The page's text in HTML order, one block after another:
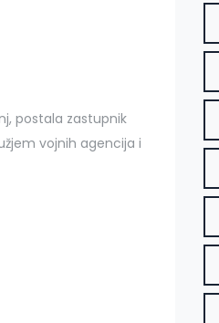
postala zastupnik
vojnih agencija i